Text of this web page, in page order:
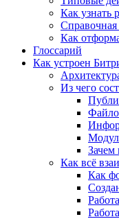
Как узнать
Как
Глоссарий
Как устроен
Из чего
Зачем
Как всё
Как